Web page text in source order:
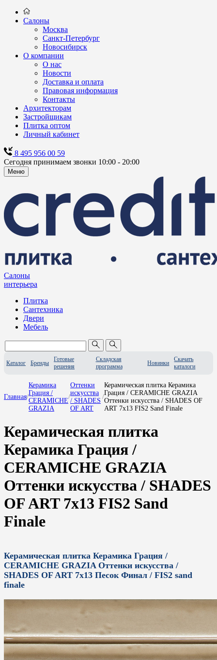
Салоны
Москва
Санкт-Петербург
Новосибирск
О компании
О нас
Новости
Доставка и оплата
Правовая информация
Контакты
Архитекторам
Застройщикам
Плитка оптом
Личный кабинет
8 495 956 00 59
Сегодня принимаем звонки 10:00 - 20:00
Меню
Салоны
интерьера
Плитка
Сантехника
Двери
Мебель
Каталог Бренды
Готовые
решения
Складская
программа
Новинки
Скачать
каталоги
Главная/
Керамика
Грация /
CERAMICHE
GRAZIA
/
Оттенки
искусства
/ SHADES
OF ART
/
Керамическая плитка Керамика
Грация / CERAMICHE GRAZIA
Оттенки искусства / SHADES OF
ART 7x13 FIS2 Sand Finale
Керамическая плитка
Керамика Грация /
CERAMICHE GRAZIA
Оттенки искусства / SHADES
OF ART 7x13 FIS2 Sand
Finale
Керамическая плитка Керамика Грация /
CERAMICHE GRAZIA Оттенки искусства /
SHADES OF ART 7x13 Песок Финал / FIS2 sand
finale